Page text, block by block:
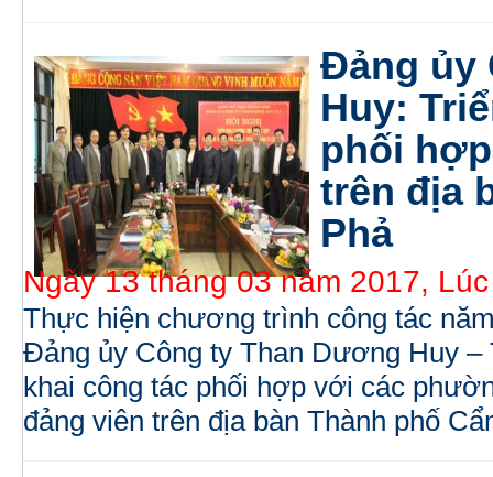
Đảng ủy
Huy:
phối
trên địa
Phả
Ngày 13 tháng 03 năm 2017,
Thực hiện chương trình công tác
Đảng ủy Công ty Than Dương Huy
khai công tác phối hợp với các
đảng viên trên địa bàn Thành phố